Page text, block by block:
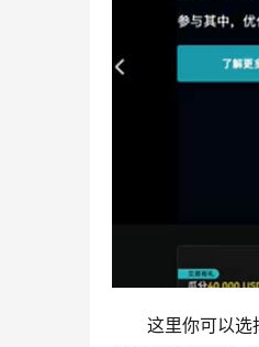
这里你可以选